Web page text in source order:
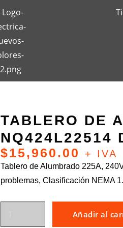
TABLERO DE
NQ424L22514
$15,960.00 + IVA
Tablero de Alumbrado 225A,
problemas, Clasificación NEMA 1.
Añadir al